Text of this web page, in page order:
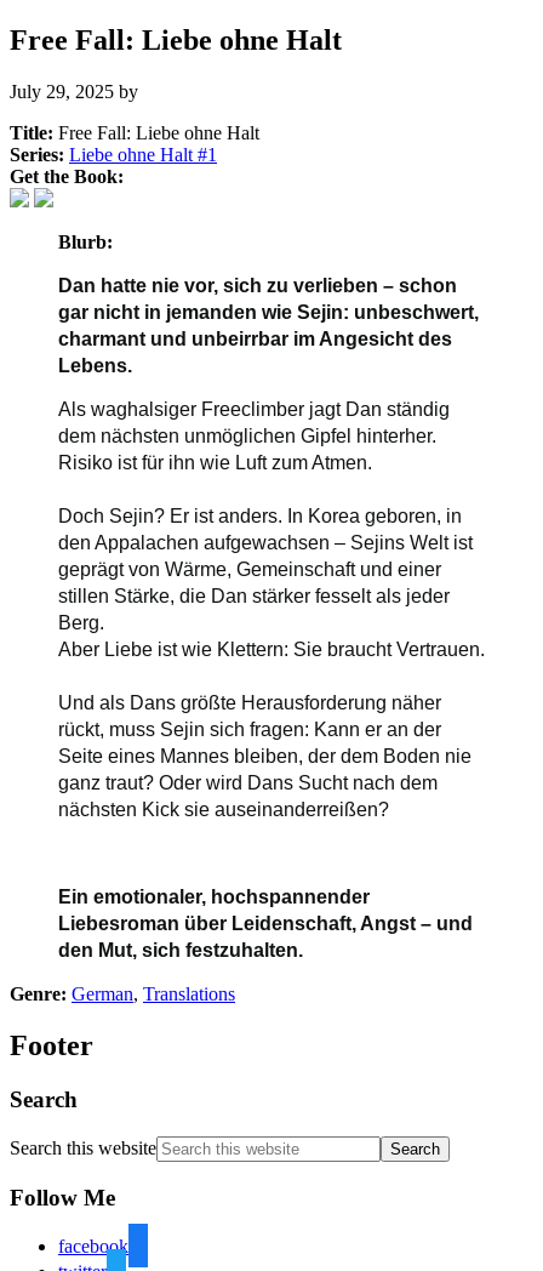
Free Fall: Liebe ohne Halt
July 29, 2025 by
Title: Free Fall: Liebe ohne Halt
Series: Liebe ohne Halt #1
Get the Book:
Blurb:
Dan hatte nie vor, sich zu verlieben – schon
gar nicht in jemanden wie Sejin: unbeschwert,
charmant und unbeirrbar im Angesicht des
Lebens.
Als waghalsiger Freeclimber jagt Dan ständig
dem nächsten unmöglichen Gipfel hinterher.
Risiko ist für ihn wie Luft zum Atmen.
Doch Sejin? Er ist anders. In Korea geboren, in
den Appalachen aufgewachsen – Sejins Welt ist
geprägt von Wärme, Gemeinschaft und einer
stillen Stärke, die Dan stärker fesselt als jeder
Berg.
Aber Liebe ist wie Klettern: Sie braucht Vertrauen.
Und als Dans größte Herausforderung näher
rückt, muss Sejin sich fragen: Kann er an der
Seite eines Mannes bleiben, der dem Boden nie
ganz traut? Oder wird Dans Sucht nach dem
nächsten Kick sie auseinanderreißen?
Ein emotionaler, hochspannender
Liebesroman über Leidenschaft, Angst – und
den Mut, sich festzuhalten.
Genre: German, Translations
Footer
Search
Search this website
Follow Me
facebook